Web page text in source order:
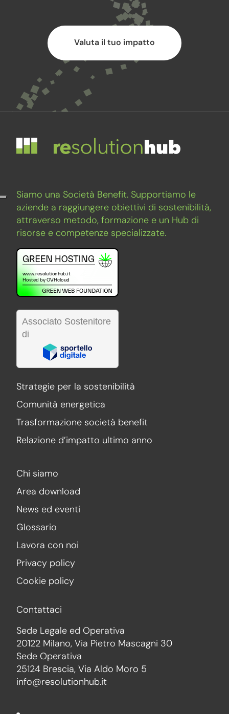
Valuta il tuo impatto
Siamo una Società Benefit. Supportiamo le
aziende a raggiungere obiettivi di sostenibilità,
attraverso metodo, formazione e un Hub di
risorse e competenze specializzate.
Associato Sostenitore
di
Strategie per la sostenibilità
Comunità energetica
Trasformazione società benefit
Relazione d’impatto ultimo anno
Chi siamo
Area download
News ed eventi
Glossario
Lavora con noi
Privacy policy
Cookie policy
Contattaci
Sede Legale ed Operativa
20122 Milano, Via Pietro Mascagni 30
Sede Operativa
25124 Brescia, Via Aldo Moro 5
info@resolutionhub.it